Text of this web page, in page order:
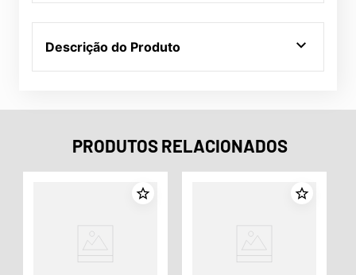
Descrição do Produto
PRODUTOS RELACIONADOS